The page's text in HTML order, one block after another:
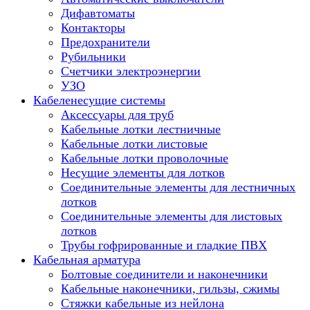
Дифавтоматы
Контакторы
Предохранители
Рубильники
Счетчики электроэнергии
УЗО
Кабеленесущие системы
Аксессуары для труб
Кабельные лотки лестничные
Кабельные лотки листовые
Кабельные лотки проволочные
Несущие элементы для лотков
Соединительные элементы для лестничных
лотков
Соединительные элементы для листовых
лотков
Трубы гофрированные и гладкие ПВХ
Кабельная арматура
Болтовые соединители и наконечники
Кабельные наконечники, гильзы, сжимы
Стяжки кабельные из нейлона